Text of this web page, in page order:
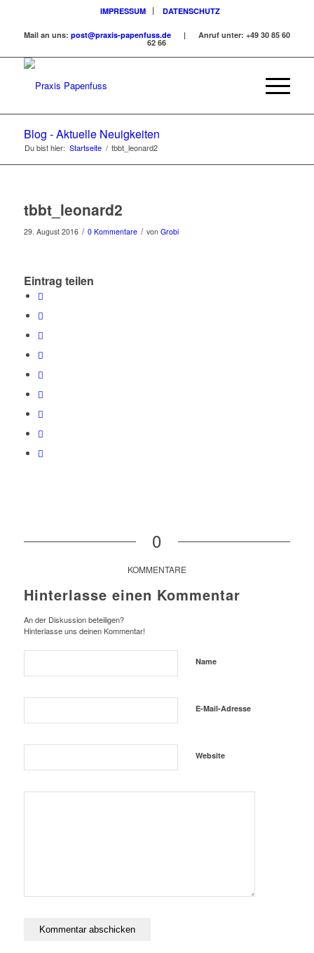
IMPRESSUM DATENSCHUTZ
Mail an uns: post@praxis-papenfuss.de| Anruf unter: +49 30 85 60
62 66
Blog - Aktuelle Neuigkeiten
Du bist hier: Startseite / tbbt_leonard2
tbbt_leonard2
29. August 2016 / 0 Kommentare / von Grobi
Eintrag teilen
0
KOMMENTARE
Hinterlasse einen Kommentar
An der Diskussion beteiligen?
Hinterlasse uns deinen Kommentar!
Name
E-Mail-Adresse
Website